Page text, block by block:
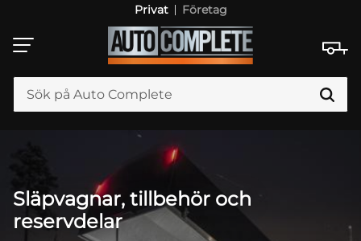
Meny
Privat Företag
Släpvagnar, tillbehör och
reservdelar